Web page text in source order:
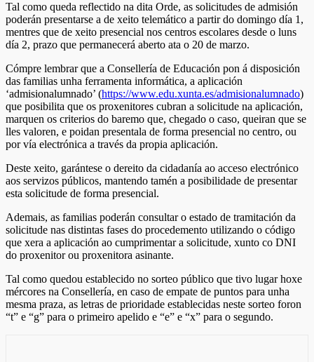
Tal como queda reflectido na dita Orde, as solicitudes de admisión
poderán presentarse a de xeito telemático a partir do domingo día 1,
mentres que de xeito presencial nos centros escolares desde o luns
día 2, prazo que permanecerá aberto ata o 20 de marzo.
Cómpre lembrar que a Consellería de Educación pon á disposición
das familias unha ferramenta informática, a aplicación
‘admisionalumnado’ (https://www.edu.xunta.es/admisionalumnado)
que posibilita que os proxenitores cubran a solicitude na aplicación,
marquen os criterios do baremo que, chegado o caso, queiran que se
lles valoren, e poidan presentala de forma presencial no centro, ou
por vía electrónica a través da propia aplicación.
Deste xeito, garántese o dereito da cidadanía ao acceso electrónico
aos servizos públicos, mantendo tamén a posibilidade de presentar
esta solicitude de forma presencial.
Ademais, as familias poderán consultar o estado de tramitación da
solicitude nas distintas fases do procedemento utilizando o código
que xera a aplicación ao cumprimentar a solicitude, xunto co DNI
do proxenitor ou proxenitora asinante.
Tal como quedou establecido no sorteo público que tivo lugar hoxe
mércores na Consellería, en caso de empate de puntos para unha
mesma praza, as letras de prioridade establecidas neste sorteo foron
“t” e “g” para o primeiro apelido e “e” e “x” para o segundo.